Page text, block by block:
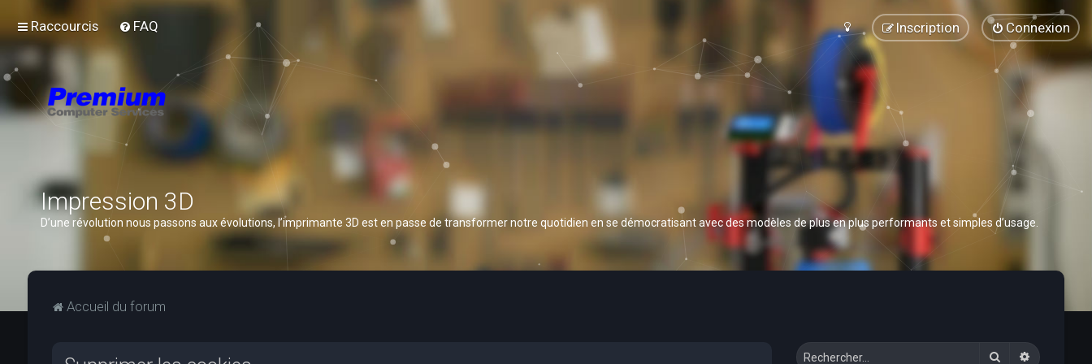
Raccourcis FAQ Connexion
Inscription
Impression 3D
D’une révolution nous passons aux évolutions, l’imprimante 3D est en passe de transformer notre quotidien en se démocratisant avec des modèles de plus en plus performants et simples d’usage.
Accueil du forum
Rechercher